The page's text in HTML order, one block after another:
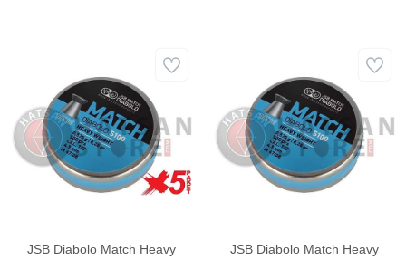
JSB Diabolo Match Heavy
JSB Diabolo Match Heavy